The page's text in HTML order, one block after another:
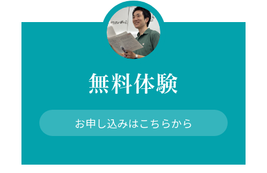
無料体験
お申し込みはこちらから